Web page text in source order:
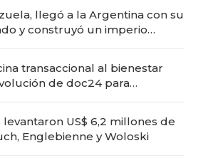
llegó a la Argentina con su
y construyó un imperio
transaccional al bienestar
de doc24 para
US$ 6,2 millones de
Englebienne y Woloski